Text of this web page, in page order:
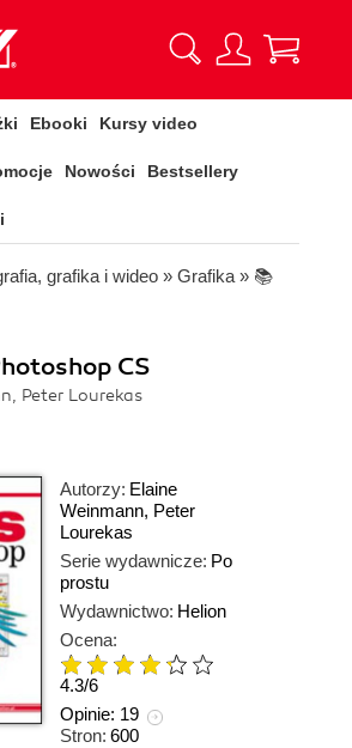
Ebooki Kursy video
Nowości Bestsellery
grafika i wideo » Grafika » 📚
CS
Peter Lourekas
Autorzy: Elaine
Weinmann, Peter
Lourekas
Serie wydawnicze: Po
prostu
Wydawnictwo: Helion
Ocena:
4.3/6
Opinie: 19
Stron: 600